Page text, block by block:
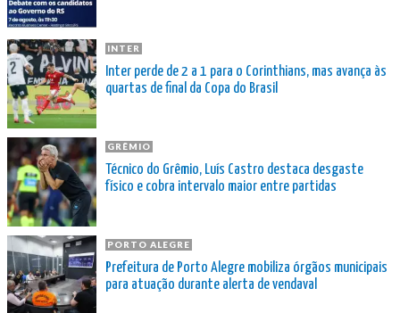
INTER
Inter perde de 2 a 1 para o Corinthians, mas avança às
quartas de final da Copa do Brasil
GRÊMIO
Técnico do Grêmio, Luís Castro destaca desgaste
físico e cobra intervalo maior entre partidas
PORTO ALEGRE
Prefeitura de Porto Alegre mobiliza órgãos municipais
para atuação durante alerta de vendaval